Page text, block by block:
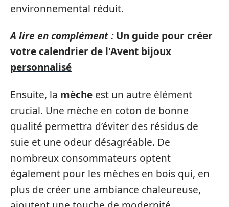
environnemental réduit.
A lire en complément : Un guide pour créer
votre calendrier de l'Avent bijoux
personnalisé
Ensuite, la mèche est un autre élément
crucial. Une mèche en coton de bonne
qualité permettra d’éviter des résidus de
suie et une odeur désagréable. De
nombreux consommateurs optent
également pour les mèches en bois qui, en
plus de créer une ambiance chaleureuse,